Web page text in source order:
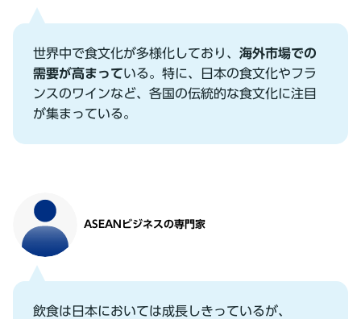
世界中で⾷⽂化が多様化しており、 海外市場での
需要が⾼まっている。特に、⽇本の⾷⽂化やフラ
ンスのワインなど、各国の伝統的な⾷⽂化に注⽬
が集まっている。
ASEANビジネスの専⾨家
飲⾷は⽇本においては成⻑しきっているが、